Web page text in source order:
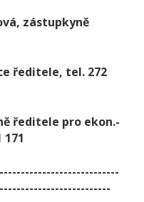
zástupkyně
ředitele, tel. 272
ředitele pro ekon.-